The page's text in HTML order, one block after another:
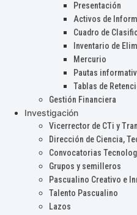
Presentación
Activos de
Cuadro de
Inventario de
Mercurio
Pautas
Tablas de
Gestión Financiera
Investigación
Vicerrector de CTi y
Dirección de Ciencia,
Convocatorias
Grupos y semilleros
Pascualino Creativo e
Talento Pascualino
Lazos